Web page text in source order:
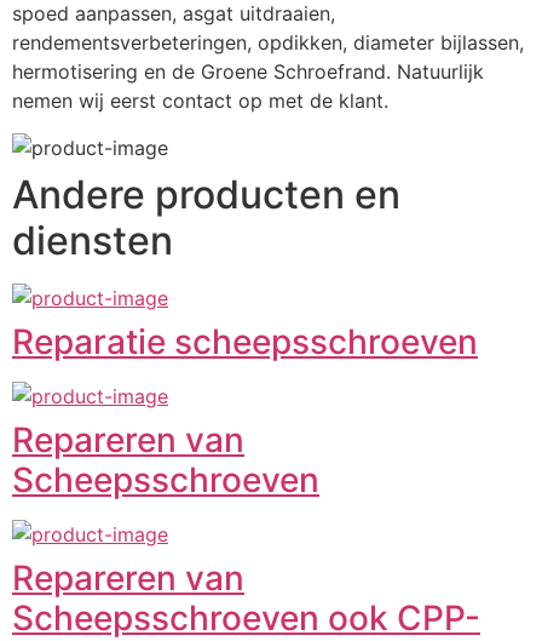
spoed aanpassen, asgat uitdraaien,
rendementsverbeteringen, opdikken, diameter bijlassen,
hermotisering en de Groene Schroefrand. Natuurlijk
nemen wij eerst contact op met de klant.
Andere producten en
diensten
Reparatie scheepsschroeven
Repareren van
Scheepsschroeven
Repareren van
Scheepsschroeven ook CPP-